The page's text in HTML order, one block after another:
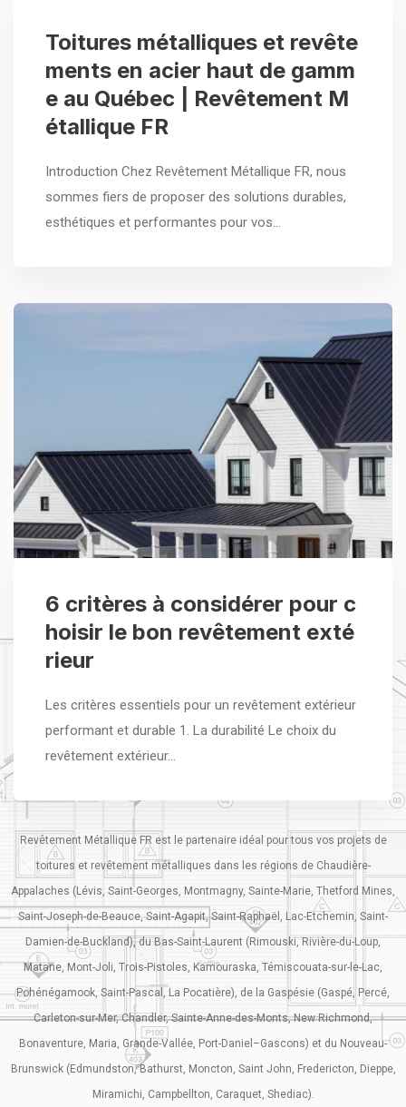
Toitures métalliques et revête
ments en acier haut de gamm
e au Québec | Revêtement M
étallique FR
Introduction Chez Revêtement Métallique FR, nous
sommes fiers de proposer des solutions durables,
esthétiques et performantes pour vos…
6 critères à considérer pour c
hoisir le bon revêtement exté
rieur
Les critères essentiels pour un revêtement extérieur
performant et durable 1. La durabilité Le choix du
revêtement extérieur…
Revêtement Métallique FR est le partenaire idéal pour tous vos projets de
toitures et revêtement métalliques dans les régions de Chaudière-
Appalaches (Lévis, Saint-Georges, Montmagny, Sainte-Marie, Thetford Mines,
Saint-Joseph-de-Beauce, Saint-Agapit, Saint-Raphaël, Lac-Etchemin, Saint-
Damien-de-Buckland), du Bas-Saint-Laurent (Rimouski, Rivière-du-Loup,
Matane, Mont-Joli, Trois-Pistoles, Kamouraska, Témiscouata-sur-le-Lac,
Pohénégamook, Saint-Pascal, La Pocatière), de la Gaspésie (Gaspé, Percé,
Carleton-sur-Mer, Chandler, Sainte-Anne-des-Monts, New Richmond,
Bonaventure, Maria, Grande-Vallée, Port-Daniel–Gascons) et du Nouveau-
Brunswick (Edmundston, Bathurst, Moncton, Saint John, Fredericton, Dieppe,
Miramichi, Campbellton, Caraquet, Shediac).